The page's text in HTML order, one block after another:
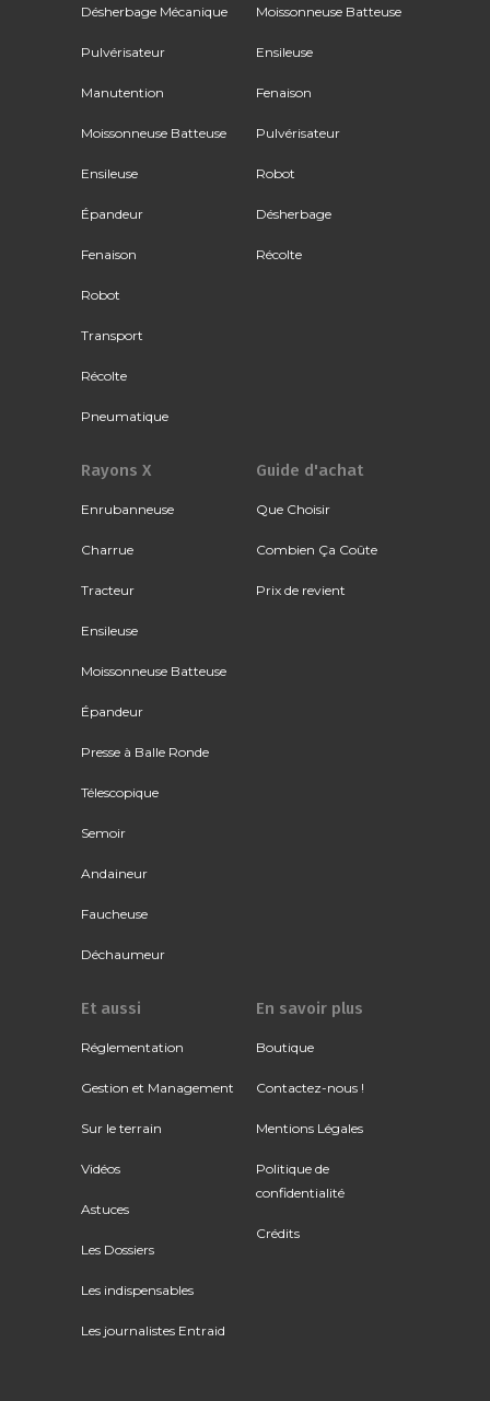
Désherbage Mécanique
Pulvérisateur
Manutention
Moissonneuse Batteuse
Ensileuse
Épandeur
Fenaison
Robot
Transport
Récolte
Pneumatique
Moissonneuse Batteuse
Ensileuse
Fenaison
Pulvérisateur
Robot
Désherbage
Récolte
Rayons X
Enrubanneuse
Charrue
Tracteur
Ensileuse
Moissonneuse Batteuse
Épandeur
Presse à Balle Ronde
Télescopique
Semoir
Andaineur
Faucheuse
Déchaumeur
Guide d'achat
Que Choisir
Combien Ça Coûte
Prix de revient
Et aussi
Réglementation
Gestion et Management
Sur le terrain
Vidéos
Astuces
Les Dossiers
Les indispensables
Les journalistes Entraid
En savoir plus
Boutique
Contactez-nous !
Mentions Légales
Politique de
confidentialité
Crédits